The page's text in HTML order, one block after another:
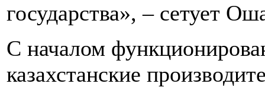
государства», – сетует
С началом
казахстанские